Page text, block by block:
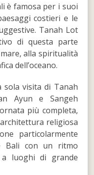
è famosa per i suoi
costieri e le
Tanah Lot
di questa parte
alla spiritualità
dell’oceano.
visita di Tanah
Ayun e Sangeh
più completa,
religiosa
particolarmente
Bali con un ritmo
a luoghi di grande